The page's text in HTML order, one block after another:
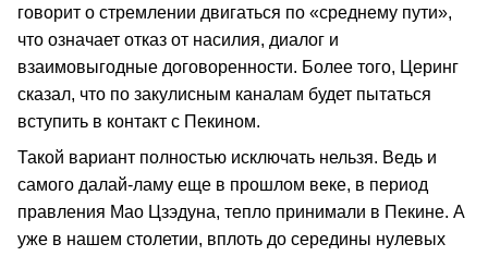
говорит о стремлении двигаться по «среднему пути»,
что означает отказ от насилия, диалог и
взаимовыгодные договоренности. Более того, Церинг
сказал, что по закулисным каналам будет пытаться
вступить в контакт с Пекином.
Такой вариант полностью исключать нельзя. Ведь и
самого далай-ламу еще в прошлом веке, в период
правления Мао Цзэдуна, тепло принимали в Пекине. А
уже в нашем столетии, вплоть до середины нулевых